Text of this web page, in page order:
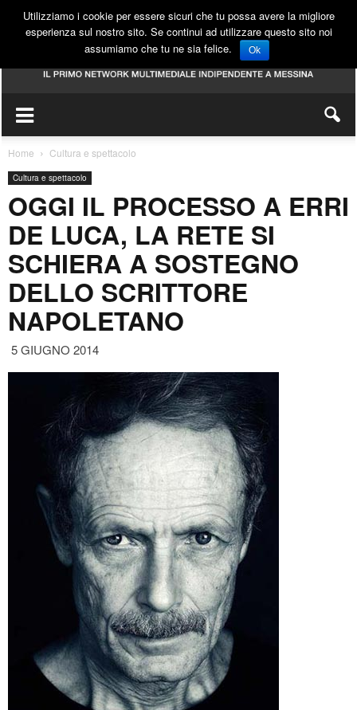
Home Cultura e spettacolo
Cultura e spettacolo
OGGI IL PROCESSO A ERRI
DE LUCA, LA RETE SI
SCHIERA A SOSTEGNO
DELLO SCRITTORE
NAPOLETANO
5 GIUGNO 2014
Utilizziamo i cookie per essere sicuri che tu possa avere la migliore
esperienza sul nostro sito. Se continui ad utilizzare questo sito noi
assumiamo che tu ne sia felice.
Ok